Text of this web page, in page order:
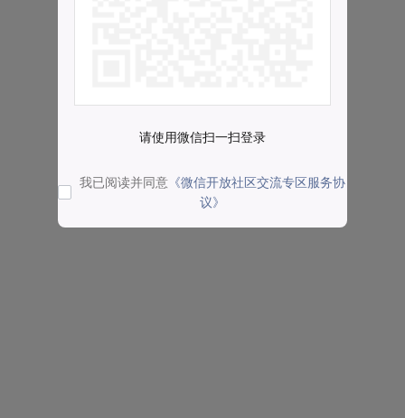
请使用微信扫一扫登录
我已阅读并同意 《微信开放社区交流专区服务协
议》